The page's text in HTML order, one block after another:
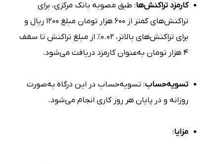
کارمزد تراکنش‌ها: طبق مصوبه بانک مرکزی، برای
تراکنش‌های کمتر از ۶۰۰ هزار تومان مبلغ ۱۲۰۰ ریال و
برای تراکنش‌های بالاتر، ۰.۰۲٪ از مبلغ تراکنش تا سقف
۴ هزار تومان به‌عنوان کارمزد دریافت می‌شود.
تسویه‌حساب: تسویه‌حساب در این درگاه به‌صورت
روزانه و در پایان هر روز کاری انجام می‌شود.
مزایا: